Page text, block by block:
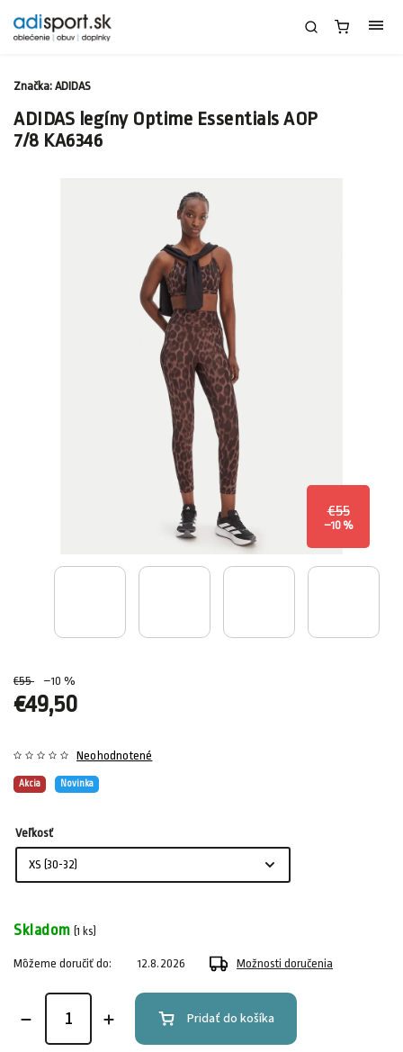
ADIDAS legíny Optime Essentials AOP
7/8 KA6346
€55
–10 %
€55 –10 %
€49,50
Akcia Novinka
Neohodnotené
Značka: ADIDAS
Veľkosť
Skladom (1 ks)
Môžeme doručiť do: 12.8.2026 Možnosti doručenia
Pridať do košíka